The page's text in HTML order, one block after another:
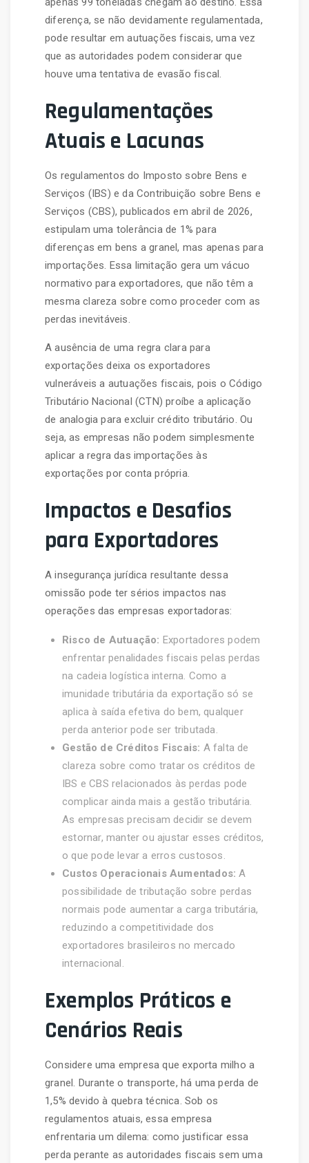
diferença, se não devidamente regulamentada,
pode resultar em autuações fiscais, uma vez
que as autoridades podem considerar que
houve uma tentativa de evasão fiscal.
Regulamentações
Atuais e Lacunas
Os regulamentos do Imposto sobre Bens e
Serviços (IBS) e da Contribuição sobre Bens e
Serviços (CBS), publicados em abril de 2026,
estipulam uma tolerância de 1% para
diferenças em bens a granel, mas apenas para
importações. Essa limitação gera um vácuo
normativo para exportadores, que não têm a
mesma clareza sobre como proceder com as
perdas inevitáveis.
A ausência de uma regra clara para
exportações deixa os exportadores
vulneráveis a autuações fiscais, pois o Código
Tributário Nacional (CTN) proíbe a aplicação
de analogia para excluir crédito tributário. Ou
seja, as empresas não podem simplesmente
aplicar a regra das importações às
exportações por conta própria.
Impactos e Desafios
para Exportadores
A insegurança jurídica resultante dessa
omissão pode ter sérios impactos nas
operações das empresas exportadoras:
Risco de Autuação: Exportadores podem
enfrentar penalidades fiscais pelas perdas
na cadeia logística interna. Como a
imunidade tributária da exportação só se
aplica à saída efetiva do bem, qualquer
perda anterior pode ser tributada.
Gestão de Créditos Fiscais: A falta de
clareza sobre como tratar os créditos de
IBS e CBS relacionados às perdas pode
complicar ainda mais a gestão tributária.
As empresas precisam decidir se devem
estornar, manter ou ajustar esses créditos,
o que pode levar a erros custosos.
Custos Operacionais Aumentados: A
possibilidade de tributação sobre perdas
normais pode aumentar a carga tributária,
reduzindo a competitividade dos
exportadores brasileiros no mercado
internacional.
Exemplos Práticos e
Cenários Reais
Considere uma empresa que exporta milho a
granel. Durante o transporte, há uma perda de
1,5% devido à quebra técnica. Sob os
regulamentos atuais, essa empresa
enfrentaria um dilema: como justificar essa
perda perante as autoridades fiscais sem uma